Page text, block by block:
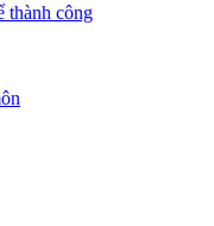
thành công